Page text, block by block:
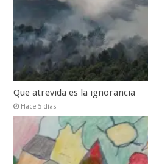
Que atrevida es la ignorancia
Hace 5 días